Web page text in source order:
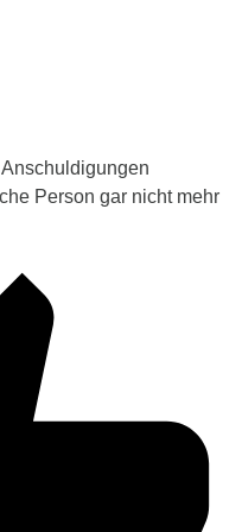
Person gar nicht mehr